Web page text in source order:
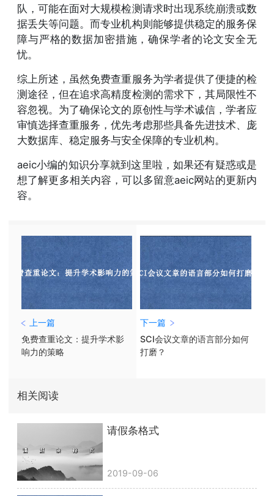
队，可能在面对大规模检测请求时出现系统崩溃或数
据丢失等问题。而专业机构则能够提供稳定的服务保
障与严格的数据加密措施，确保学者的论文安全无
忧。
综上所述，虽然免费查重服务为学者提供了便捷的检
测途径，但在追求高精度检测的需求下，其局限性不
容忽视。为了确保论文的原创性与学术诚信，学者应
审慎选择查重服务，优先考虑那些具备先进技术、庞
大数据库、稳定服务与安全保障的专业机构。
aeic小编的知识分享就到这里啦，如果还有疑惑或是
想了解更多相关内容，可以多留意aeic网站的更新内
容。
上一篇
免费查重论文：提升学术影
响力的策略
下一篇
SCI会议文章的语言部分如何
打磨？
相关阅读
请假条格式
2019-09-06